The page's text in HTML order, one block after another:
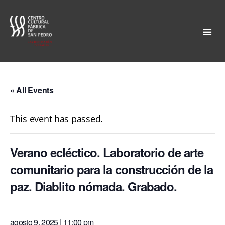
San
« All Events
This event has passed.
Verano ecléctico. Laboratorio de arte
comunitario para la construcción de la
paz. Diablito nómada. Grabado.
agosto 9, 2025 | 11:00 pm